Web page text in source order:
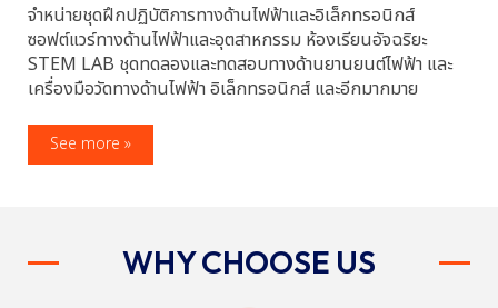
จำหน่ายชุดฝึกปฏิบัติการทางด้านไฟฟ้าและอิเล็กทรอนิกส์
ซอฟต์แวร์ทางด้านไฟฟ้าและอุตสาหกรรม ห้องเรียนอัจฉริยะ
STEM LAB ชุดทดลองและทดสอบทางด้านยานยนต์ไฟฟ้า และ
เครื่องมือวัดทางด้านไฟฟ้า อิเล็กทรอนิกส์ และอีกมากมาย
See more »
WHY CHOOSE US